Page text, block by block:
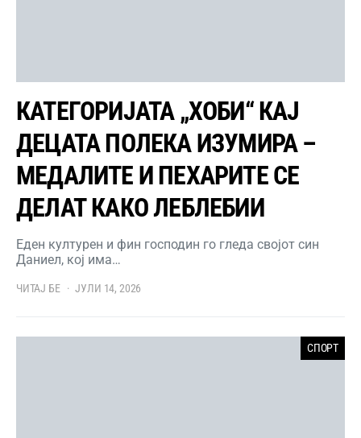
КАТЕГОРИЈАТА „ХОБИ“ КАЈ
ДЕЦАТА ПОЛЕКА ИЗУМИРА –
МЕДАЛИТЕ И ПЕХАРИТЕ СЕ
ДЕЛАТ КАКО ЛЕБЛЕБИИ
Еден културен и фин господин го гледа својот син
Даниел, кој има…
ЧИТАЈ БЕ ЈУЛИ 14, 2026
СПОРТ